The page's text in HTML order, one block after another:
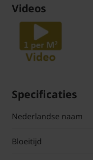
Videos
Specificaties
Nederlandse naam
Bloeitijd